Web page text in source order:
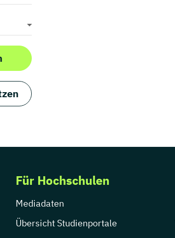
Für Hochschulen
Mediadaten
Übersicht Studienportale